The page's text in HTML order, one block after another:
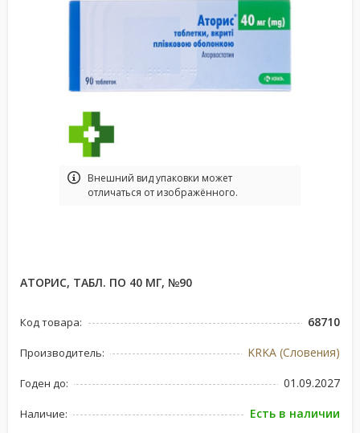
Bнешний вид упаковки может
отличаться от изображённого.
АТОРИС, ТАБЛ. ПО 40 МГ, №90
Код товара: 68710
Производитель: KRKA (Словения)
Годен до: 01.09.2027
Наличие:
Есть в наличии